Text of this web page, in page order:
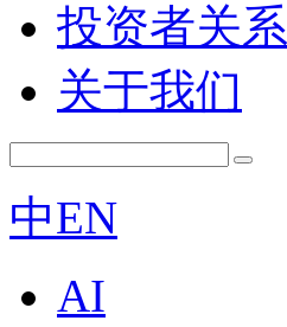
投资者关系
关于我们
中EN
AI